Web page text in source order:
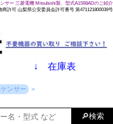
サー 三菱電機 Mitsubishi製、型式A1S68ADのご紹介
商許可 山梨県公安委員会許可番号 第471121800039号
↓ 在庫表
ンサー